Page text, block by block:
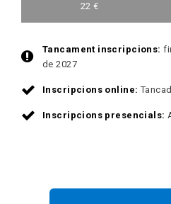
22 €
Tancament inscripcions:
de 2027
Inscripcions online:
Inscripcions presencials: